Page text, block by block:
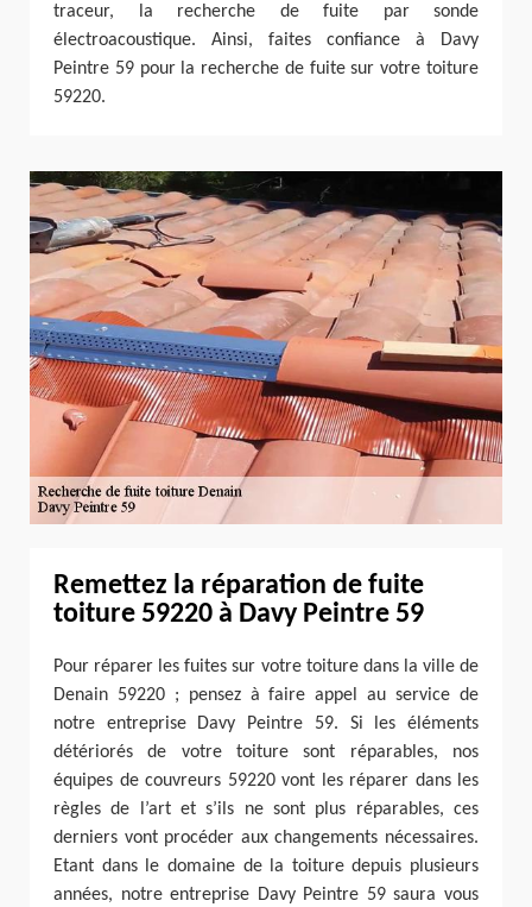
traceur, la recherche de fuite par sonde
électroacoustique. Ainsi, faites confiance à Davy
Peintre 59 pour la recherche de fuite sur votre toiture
59220.
Remettez la réparation de fuite
toiture 59220 à Davy Peintre 59
Pour réparer les fuites sur votre toiture dans la ville de
Denain 59220 ; pensez à faire appel au service de
notre entreprise Davy Peintre 59. Si les éléments
détériorés de votre toiture sont réparables, nos
équipes de couvreurs 59220 vont les réparer dans les
règles de l’art et s’ils ne sont plus réparables, ces
derniers vont procéder aux changements nécessaires.
Etant dans le domaine de la toiture depuis plusieurs
années, notre entreprise Davy Peintre 59 saura vous